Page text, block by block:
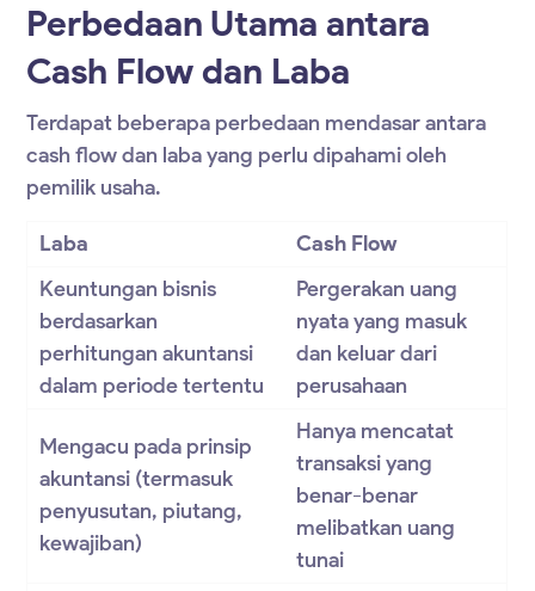
Perbedaan Utama antara
Cash Flow dan Laba
Terdapat beberapa perbedaan mendasar antara
cash flow dan laba yang perlu dipahami oleh
pemilik usaha.
Laba
Cash Flow
Keuntungan bisnis
berdasarkan
perhitungan akuntansi
dalam periode tertentu
Pergerakan uang
nyata yang masuk
dan keluar dari
perusahaan
Mengacu pada prinsip
akuntansi (termasuk
penyusutan, piutang,
kewajiban)
Hanya mencatat
transaksi yang
benar-benar
melibatkan uang
tunai